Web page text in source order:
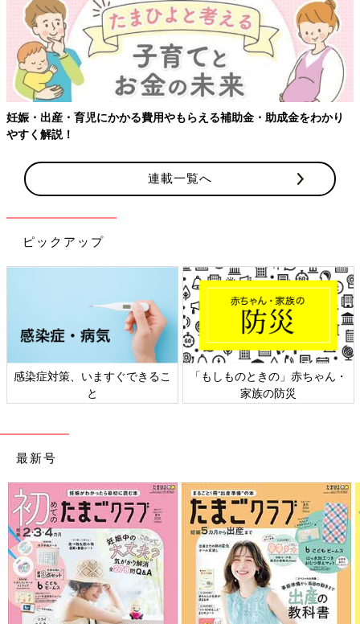
妊娠・出産・育児にかかる費用やもらえる補助金・助成金をわかり
やすく解説！
連載一覧へ
ピックアップ
感染症対策、いますぐできるこ
と
「もしものときの」赤ちゃん・
家族の防災
最新号